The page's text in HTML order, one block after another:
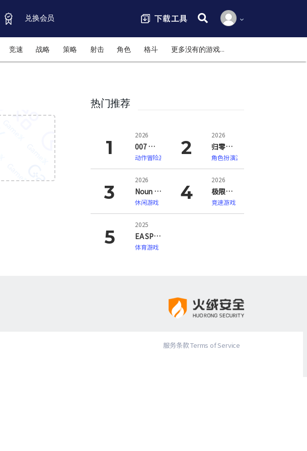
兑换会员
搜索:
竞速 战略 策略 射击 角色 格斗 更多没有的游戏…
热门推荐
2026
007 初露锋芒（007 First Light）
动作冒险游戏
2026
归零巡礼：亡谍镇魂曲（ZERO PARADES: For Dead Spies）
角色扮演游戏
2026
Noun Town 语言学习（Noun Town Language Learning）
休闲游戏
2026
极限竞速：地平线6（Forza Horizon 6）
竞速游戏
2025
EA SPORTS FC 26
体育游戏
服务条款 Terms of Service